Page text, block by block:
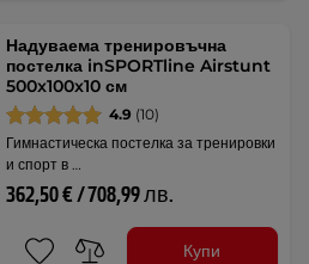
Надуваема тренировъчна
постелка inSPORTline Airstunt
500x100x10 см
4.9 (10)
Гимнастическа постелка за тренировки
и спорт в …
362,50 € / 708,99 лв.
Купи